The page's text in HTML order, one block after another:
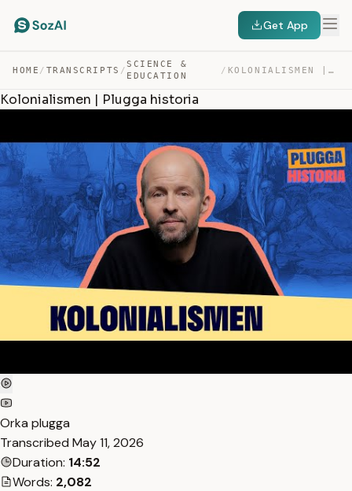
Get App
HOME / TRANSCRIPTS /
SCIENCE &
EDUCATION
/ KOLONIALISMEN | PLUGGA HISTORIA — TRANSCRIPT
Kolonialismen | Plugga historia
Orka plugga
Transcribed May 11, 2026
Duration: 14:52
Words: 2,082